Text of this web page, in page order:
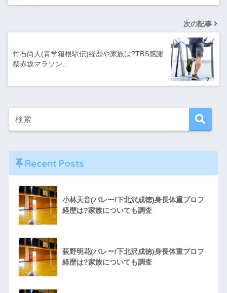
次の記事
竹石尚人(青学箱根駅伝)経歴や家族は?TBS感謝
祭赤坂マラソン…
Recent Posts
小林天音(バレー/下北沢成徳)身長体重プロフ
経歴は?家族についても調査
荻野明花(バレー/下北沢成徳)身長体重プロフ
経歴は?家族についても調査